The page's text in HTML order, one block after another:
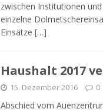
zwischen Institutionen
einzelne
Einsätze […]
Haushalt 2017
15. Dezember 2016 0
Abschied vom